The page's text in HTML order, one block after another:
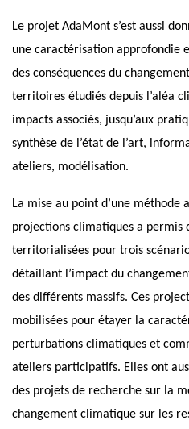
Le projet AdaMont s’est aussi
une caractérisation approfondie
des conséquences du
territoires étudiés depuis l’aléa
impacts associés, jusqu’aux
synthèse de l’état de l’art,
ateliers, modélisation.
La mise au point d’une méthode
projections climatiques a permis
territorialisées pour trois
détaillant l’impact du
des différents massifs. Ces
mobilisées pour étayer la
perturbations climatiques et
ateliers participatifs. Elles ont
des projets de recherche sur la
changement climatique sur les